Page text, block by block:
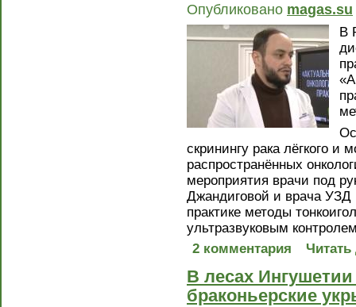
Опубликовано magas.su
В
скринингу рака лёгкого
распространённых
мероприятия врачи под
Джандиговой и врача
практике методы
ультразвуковым
2 комментария
Читать
В лесах
браконьерские